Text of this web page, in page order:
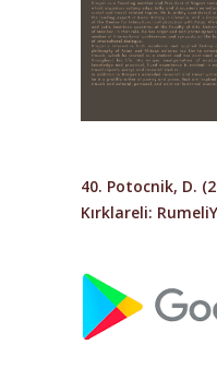
40. Potocnik, D.
Kırklareli: